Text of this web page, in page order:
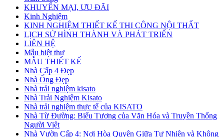
KHUYẾN MẠI, ƯU ĐÃI
Kinh Nghiệm
KINH NGHIỆM THIẾT KẾ THI CÔNG NỘI THẤT
LỊCH SỬ HÌNH THÀNH VÀ PHÁT TRIỂN
LIÊN HỆ
Mẫu biệt thự
MẪU THIẾT KẾ
Nhà Cấp 4 Đẹp
Nhà Ống Đẹp
Nhà trải nghiệm kisato
Nhà Trải Nghiệm Kisato
Nhà trải nghiệm thực tế của KISATO
Nhà Từ Đường: Biểu Tượng của Văn Hóa và Truyền Thống
Người Việt
Nhà Vườn Cấp 4: Nơi Hòa Quyện Giữa Tự Nhiên và Không